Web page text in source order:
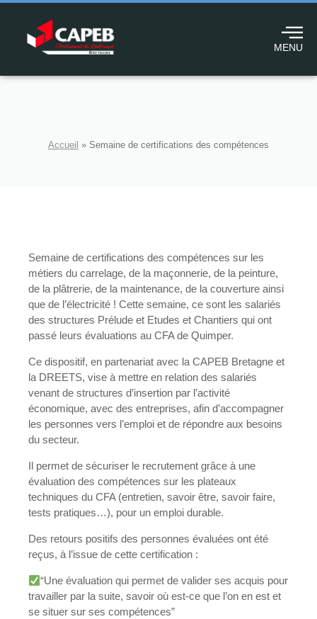
MENU
Accueil » Semaine de certifications des compétences
Semaine de certifications des compétences sur les
métiers du carrelage, de la maçonnerie, de la peinture,
de la plâtrerie, de la maintenance, de la couverture ainsi
que de l’électricité ! Cette semaine, ce sont les salariés
des structures Prélude et Etudes et Chantiers qui ont
passé leurs évaluations au CFA de Quimper.
Ce dispositif, en partenariat avec la CAPEB Bretagne et
la DREETS, vise à mettre en relation des salariés
venant de structures d’insertion par l’activité
économique, avec des entreprises, afin d’accompagner
les personnes vers l’emploi et de répondre aux besoins
du secteur.
Il permet de sécuriser le recrutement grâce à une
évaluation des compétences sur les plateaux
techniques du CFA (entretien, savoir être, savoir faire,
tests pratiques…), pour un emploi durable.
Des retours positifs des personnes évaluées ont été
reçus, à l’issue de cette certification :
“Une évaluation qui permet de valider ses acquis pour
travailler par la suite, savoir où est-ce que l’on en est et
se situer sur ses compétences”